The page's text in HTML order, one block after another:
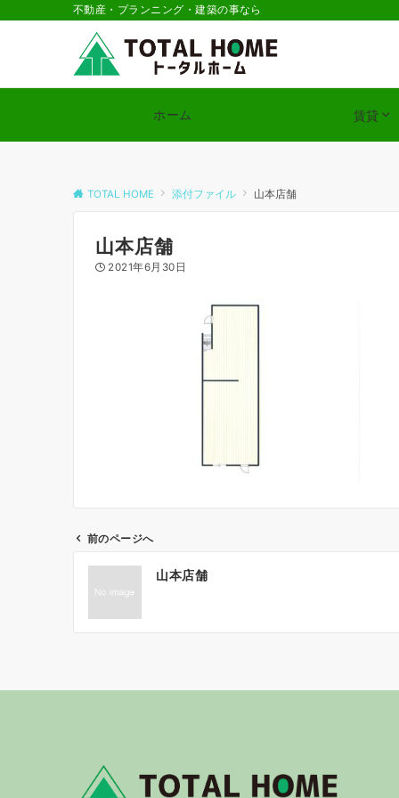
不動産・プランニング・建築の事なら
ホーム 賃貸
TOTAL HOME 添付ファイル 山本店舗
山本店舗
2021年6月30日
シ
前のページへ
山本店舗